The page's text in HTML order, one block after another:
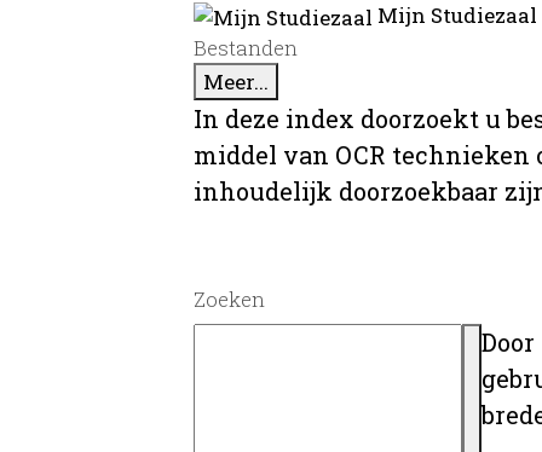
Mijn
Bestanden
Meer...
In deze index doorzoekt u
middel van OCR
inhoudelijk doorzoekbaar
Zoeken